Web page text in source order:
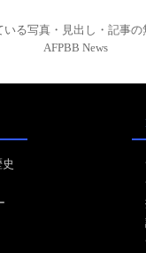
いる写真・見出し・記事
AFPBB News